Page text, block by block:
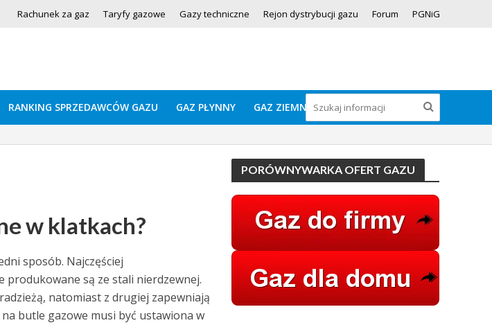
Rachunek za gaz Taryfy gazowe Gazy techniczne Rejon dystrybucji gazu Forum PGNiG
RANKING SPRZEDAWCÓW GAZU GAZ PŁYNNY GAZ ZIEMNY
w klatkach?
sposób. Najczęściej
są ze stali nierdzewnej.
natomiast z drugiej zapewniają
butle gazowe musi być ustawiona w
PORÓWNYWARKA OFERT GAZU